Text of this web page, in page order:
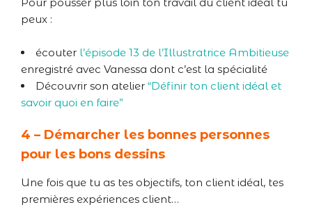
peux :
écouter l’épisode 13 de l’Illustratrice Ambitieuse
enregistré avec Vanessa dont c’est la spécialité
Découvrir son atelier “Définir ton client idéal et
savoir quoi en faire”
4 – Démarcher les bonnes personnes
pour les bons dessins
Une fois que tu as tes objectifs, ton client idéal, tes
premières expériences client…